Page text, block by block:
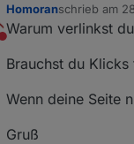
Nicht stören
Homoranschrieb am
zuletzt
Warum verlinkst
Brauchst du
Wenn deine Seite
Gruß